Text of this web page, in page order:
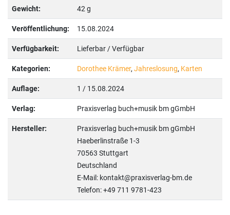
Gewicht: 42 g
Veröffentlichung: 15.08.2024
Verfügbarkeit: Lieferbar / Verfügbar
Kategorien: Dorothee Krämer, Jahreslosung, Karten
Auflage: 1 / 15.08.2024
Verlag: Praxisverlag buch+musik bm gGmbH
Hersteller:
Praxisverlag buch+musik bm gGmbH
Haeberlinstraße 1-3
70563 Stuttgart
Deutschland
E-Mail: kontakt@praxisverlag-bm.de
Telefon: +49 711 9781-423